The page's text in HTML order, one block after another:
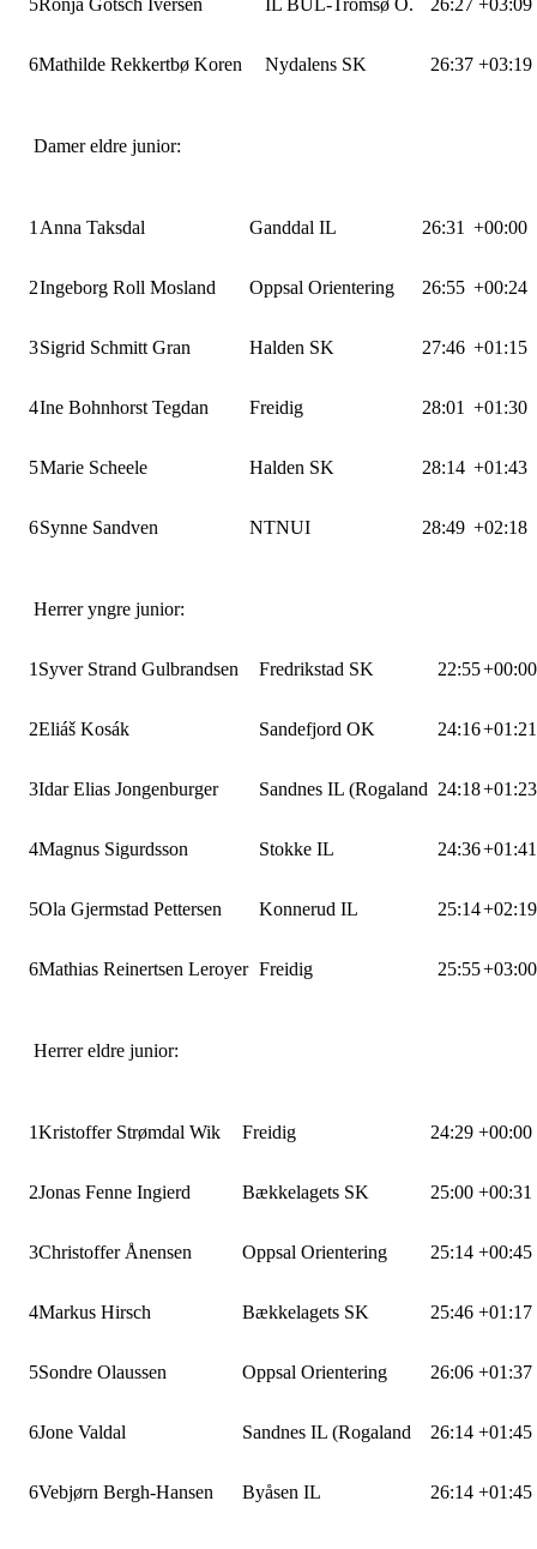
5Ronja Götsch Iversen IL BUL-Tromsø O. 26:27 +03:09
6Mathilde Rekkertbø Koren Nydalens SK 26:37 +03:19
Damer eldre junior:
1Anna Taksdal Ganddal IL 26:31 +00:00
2Ingeborg Roll Mosland Oppsal Orientering 26:55 +00:24
3Sigrid Schmitt Gran Halden SK 27:46 +01:15
4Ine Bohnhorst Tegdan Freidig 28:01 +01:30
5Marie Scheele Halden SK 28:14 +01:43
6Synne Sandven NTNUI 28:49 +02:18
Herrer yngre junior:
1Syver Strand Gulbrandsen Fredrikstad SK 22:55+00:00
2Eliáš Kosák Sandefjord OK 24:16+01:21
3Idar Elias Jongenburger Sandnes IL (Rogaland 24:18+01:23
4Magnus Sigurdsson Stokke IL 24:36+01:41
5Ola Gjermstad Pettersen Konnerud IL 25:14+02:19
6Mathias Reinertsen Leroyer Freidig 25:55+03:00
Herrer eldre junior:
1Kristoffer Strømdal Wik Freidig 24:29 +00:00
2Jonas Fenne Ingierd Bækkelagets SK 25:00 +00:31
3Christoffer Ånensen Oppsal Orientering 25:14 +00:45
4Markus Hirsch Bækkelagets SK 25:46 +01:17
5Sondre Olaussen Oppsal Orientering 26:06 +01:37
6Jone Valdal Sandnes IL (Rogaland 26:14 +01:45
6Vebjørn Bergh-Hansen Byåsen IL 26:14 +01:45